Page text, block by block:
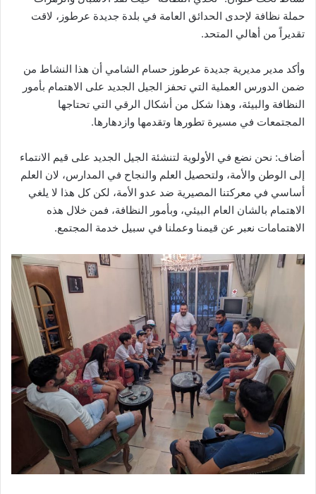
حملة نظافة لإحدى الحدائق العامة في بلدة جديدة عرطوز، لاقت
تقديراً من أهالي المتحد.
وأكد مدير مديرية جديدة عرطوز حسام الشامي أن هذا النشاط من
ضمن الدورس العملية التي تحفز الجيل الجديد على الاهتمام بأمور
النظافة والبيئة، وهذا شكل من أشكال الرقي التي تحتاجها
المجتمعات في مسيرة تطورها وتقدمها وازدهارها.
أضاف: نحن نضع في الأولوية لتنشئة الجيل الجديد على قيم الانتماء
إلى الوطن والأمة، ولتحصيل العلم والنجاح في المدارس، لان العلم
أساسي في معركتنا المصيرية ضد عدو الأمة، لكن كل هذا لا يلغي
الاهتمام بالشان العام البيئي، وبأمور النظافة، فمن خلال هذه
الاهتمامات نعبر عن قيمنا وعملنا في سبيل خدمة المجتمع.